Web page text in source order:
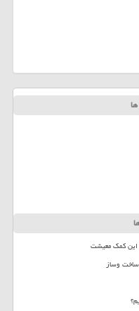
این کمک معیشت